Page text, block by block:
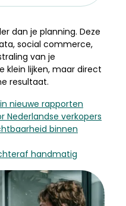
dan je planning. Deze
social commerce,
van je
klein lijken, maar direct
resultaat.
nieuwe rapporten
Nederlandse verkopers
binnen
handmatig